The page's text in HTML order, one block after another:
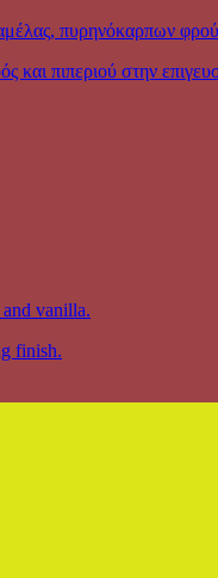
πυρηνόκαρπων
και πιπεριού στην
vanilla.
finish.